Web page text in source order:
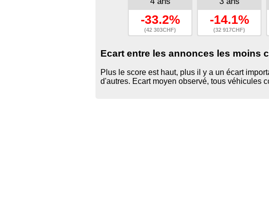
-33.2%
(42 303CHF)
-14.1%
(32 917CHF)
Ecart entre les annonces les moins
Plus le score est haut, plus il y a un écart
d'autres. Ecart moyen observé, tous véhicules